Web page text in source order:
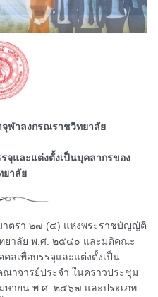
ฬาลงกรณราชวิทยาลัย
รจุและแต่งตั้งเป็นบุคลากรของ
ยาลัย
ตรา ๒๗ (๔) แห่งพระราชบัญญัติ
ยาลัย พ.ศ. ๒๕๔๐ และมติคณะ
ลเพื่อบรรจุและแต่งตั้งเป็น
าจารย์ประจำ ในคราวประชุม
ายน พ.ศ. ๒๕๖๗ และประเภท